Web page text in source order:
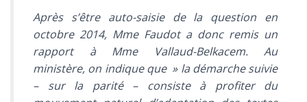
Après s’être auto-saisie de la question en
octobre 2014, Mme Faudot a donc remis un
rapport à Mme Vallaud-Belkacem. Au
ministère, on indique que » la démarche suivie
– sur la parité – consiste à profiter du